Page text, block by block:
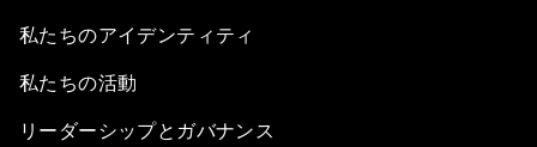
私たちのアイデンティティ
私たちの活動
リーダーシップとガバナンス